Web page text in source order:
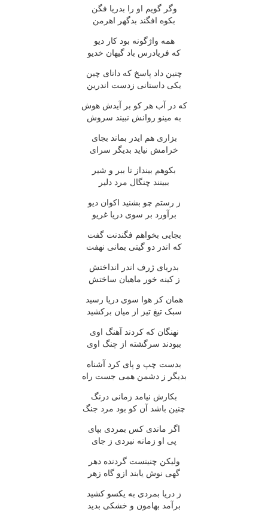
وگر گویم او را بدریا فگن
بکوه افگند بدگهر اهرمن
همه واژگونه بود کار دیو
که فریادرس باد گیهان خدیو
چنین داد پاسخ که دانای چین
یکی داستانی زدست اندرین
که در آب هر کو بر آیدش هوش
به مینو روانش نبیند سروش
بزاری هم ایدر بماند بجای
خرامش نیاید بدیگر سرای
بکوهم بینداز تا ببر و شیر
ببینند چنگال مرد دلیر
ز رستم چو بشنید اکوان دیو
برآورد بر سوی دریا غریو
بجایی بخواهم فگندنت گفت
که اندر دو گیتی بمانی نهفت
بدریای ژرف اندر انداختش
ز کینه خور ماهیان ساختش
همان کز هوا سوی دریا رسید
سبک تیغ تیز از میان برکشید
نهنگان که کردند آهنگ اوی
ببودند سرگشته از چنگ اوی
بدست چپ و پای کرد آشناه
بدیگر ز دشمن همی جست راه
بکارش نیامد زمانی درنگ
چنین باشد آن کو بود مرد جنگ
اگر ماندی کس بمردی بپای
پی او زمانه نبردی ز جای
ولیکن چنینست گردنده دهر
گهی نوش یابند ازو گاه زهر
ز دریا بمردی به یکسو کشید
برآمد بهامون و خشکی بدید